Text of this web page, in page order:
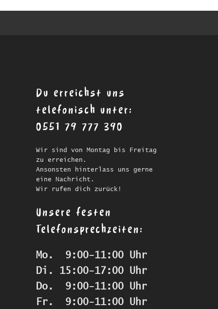
Du erreichst uns
telefonisch unter:
0551 79 777 390
Wir sind von Montag bis Freitag
zu erreichen.
Ansonsten hinterlass uns gerne
eine Nachricht.
Wir rufen dich zurück!
Unsere festen
Telefonsprechzeiten:
Mo.  9:00-11:00 Uhr
Di. 15:00-17:00 Uhr
Do.  9:00-11:00 Uhr
Fr.  9:00-11:00 Uhr